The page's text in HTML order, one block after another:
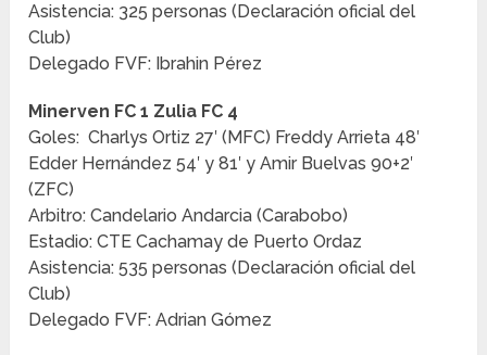
Asistencia: 325 personas (Declaración oficial del
Club)
Delegado FVF: Ibrahin Pérez
Minerven FC 1 Zulia FC 4
Goles: Charlys Ortiz 27′ (MFC) Freddy Arrieta 48′
Edder Hernández 54′ y 81′ y Amir Buelvas 90+2′
(ZFC)
Arbitro: Candelario Andarcia (Carabobo)
Estadio: CTE Cachamay de Puerto Ordaz
Asistencia: 535 personas (Declaración oficial del
Club)
Delegado FVF: Adrian Gómez